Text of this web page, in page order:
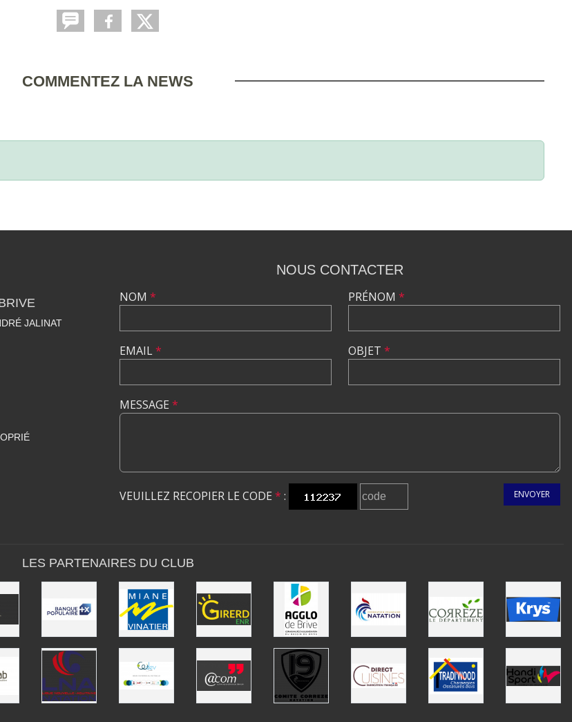
COMMENTEZ LA NEWS
JALINAT
NOUS CONTACTER
NOM *
EMAIL*
PRÉNOM *
OBJET *
MESSAGE *
VEUILLEZ RECOPIER LE CODE * : ENVOYER
LES PARTENAIRES DU CLUB